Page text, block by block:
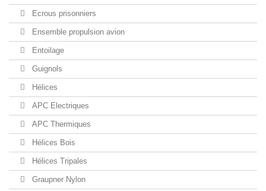
Ecrous prisonniers
Ensemble propulsion avion
Entoilage
Guignols
Hélices
APC Electriques
APC Thermiques
Hélices Bois
Hélices Tripales
Graupner Nylon